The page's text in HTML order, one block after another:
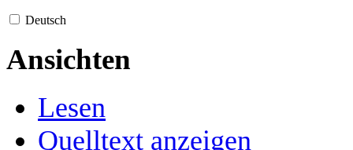
Deutsch
Ansichten
Lesen
Quelltext anzeigen